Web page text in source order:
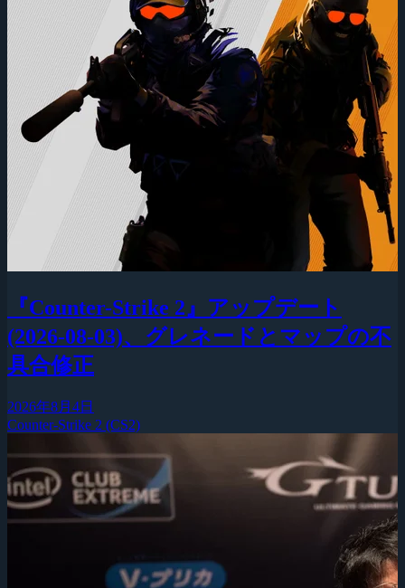
『Counter-Strike 2』アップデート
(2026-08-03)、グレネードとマップの不
具合修正
2026年8月4日
Counter-Strike 2 (CS2)